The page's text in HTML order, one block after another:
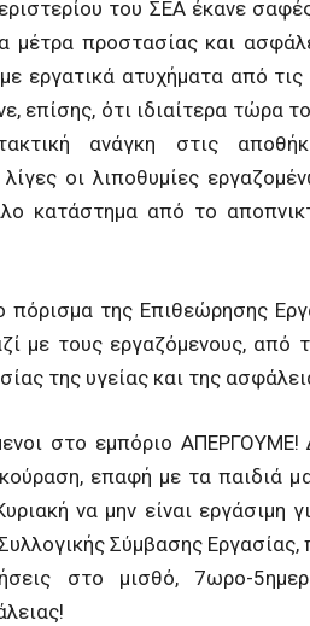
του ΣΕΑ έκανε
μέτρα προστασίας και
εργατικά ατυχήματα από
επίσης, ότι ιδιαίτερα τώρα
ανάγκη στις
λίγες οι λιποθυμίες
κατάστημα από το
πόρισμα της Επιθεώρησης
με τους εργαζόμενους, από
της υγείας και της
στο εμπόριο ΑΠΕΡΓΟΥΜΕ!
επαφή με τα παιδιά
να μην είναι εργάσιμη
Σύμβασης Εργασίας,
στο μισθό, 7ωρο-